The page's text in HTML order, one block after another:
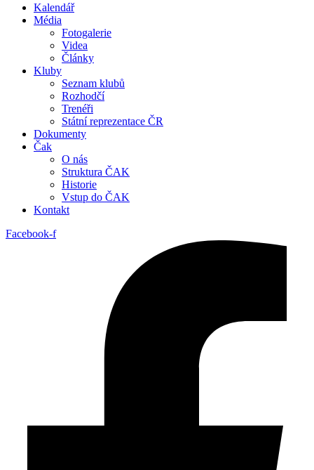
Kalendář
Média
Fotogalerie
Videa
Články
Kluby
Seznam klubů
Rozhodčí
Trenéři
Státní reprezentace ČR
Dokumenty
Čak
O nás
Struktura ČAK
Historie
Vstup do ČAK
Kontakt
Facebook-f